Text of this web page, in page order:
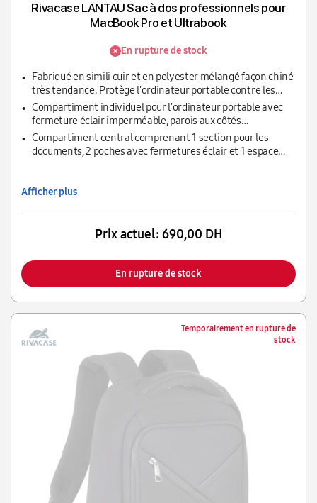
Rivacase LANTAU Sac à dos professionnels pour
MacBook Pro et Ultrabook
En rupture de stock
Fabriqué en simili cuir et en polyester mélangé façon chiné
très tendance. Protège l'ordinateur portable contre les
chocs, les rayures, la poussière et l'humidité.
Compartiment individuel pour l'ordinateur portable avec
fermeture éclair imperméable, parois aux côtés
rembourrés et une section pour tablette jusqu'à 10,1"
Compartiment central comprenant 1 section pour les
documents, 2 poches avec fermetures éclair et 1 espace
Afficher plus
Prix actuel: 690,00 DH
En rupture de stock
Temporairement en rupture de
stock